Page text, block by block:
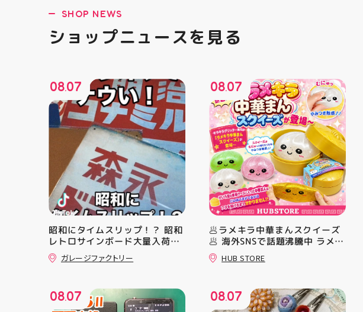
SHOP NEWS
ショップニュースを見る
08.07
昭和にタイムスリップ！？ 昭和
レトロサインボード大量入荷し
ました！ 今回はお菓子系をまと
めてみました お部屋に飾ればバ
4F “ガレージファクトリー”へ遊
びに来てね️‍️‍️‍ #福島 #郡山 #郡山
駅前 #雑貨屋 #昭和レトロ
ガレージファクトリー
08.07
08.07
🥟ラメキラ中華まんスクイーズ
🥟 海外SNSで話題沸騰中 ラメキ
ラ中華まんスクイーズが新登
場！ キラキラグリッター素材が
クセになる やみつき触感がたま
らない…！ せいろ型ケースに入
っていて どの色の子が出るかは
HUB STORE
08.07